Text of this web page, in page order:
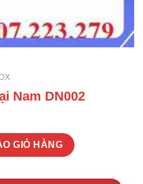
Nam DN002
số lượng
GIỎ HÀNG